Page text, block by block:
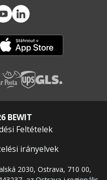
BEWIT
Feltételek
irányelvek
2030, Ostrava, 710 00,